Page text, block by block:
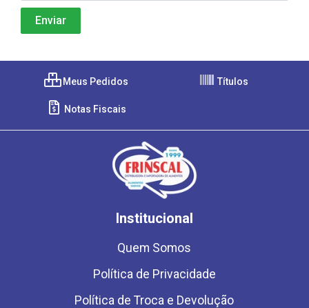
Meus Pedidos Títulos
Notas Fiscais
Institucional
Quem Somos
Política de Privacidade
Política de Troca e Devolução